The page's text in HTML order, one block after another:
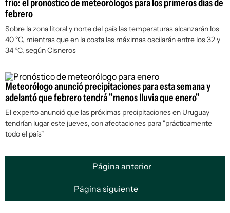
frío: el pronóstico de meteorólogos para los primeros días de
febrero
Sobre la zona litoral y norte del país las temperaturas alcanzarán los
40 °C, mientras que en la costa las máximas oscilarán entre los 32 y
34 °C, según Cisneros
Meteorólogo anunció precipitaciones para esta semana y
adelantó que febrero tendrá "menos lluvia que enero"
El experto anunció que las próximas precipitaciones en Uruguay
tendrían lugar este jueves, con afectaciones para "prácticamente
todo el país"
Página anterior
Página siguiente